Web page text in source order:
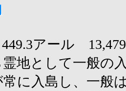
アール
地として一般の
に入島し、一般